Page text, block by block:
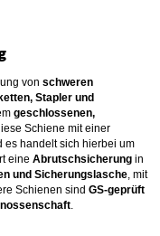
von schweren
Stapler und
geschlossenen,
Schiene mit einer
es handelt sich hierbei um
eine Abrutschsicherung in
und Sicherungslasche, mit
Schienen sind GS-geprüft
.